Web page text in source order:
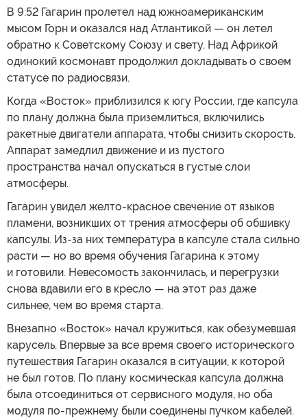
В 9:52 Гагарин пролетел над южноамериканским
мысом Горн и оказался над Атлантикой — он летел
обратно к Советскому Союзу и свету. Над Африкой
одинокий космонавт продолжил докладывать о своем
статусе по радиосвязи.
Когда «Восток» приблизился к югу России, где капсула
по плану должна была приземлиться, включились
ракетные двигатели аппарата, чтобы снизить скорость.
Аппарат замедлил движение и из пустого
пространства начал опускаться в густые слои
атмосферы.
Гагарин увидел желто-красное свечение от языков
пламени, возникших от трения атмосферы об обшивку
капсулы. Из-за них температура в капсуле стала сильно
расти — но во время обучения Гагарина к этому
и готовили. Невесомость закончилась, и перегрузки
снова вдавили его в кресло — на этот раз даже
сильнее, чем во время старта.
Внезапно «Восток» начал кружиться, как обезумевшая
карусель. Впервые за все время своего исторического
путешествия Гагарин оказался в ситуации, к которой
не был готов. По плану космическая капсула должна
была отсоединиться от сервисного модуля, но оба
модуля по-прежнему были соединены пучком кабелей.